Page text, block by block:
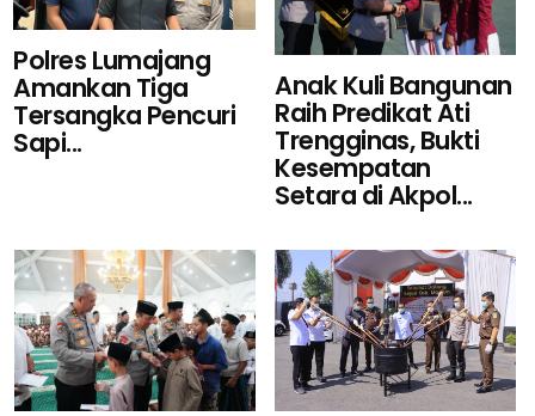
Polres Lumajang
Amankan Tiga
Tersangka Pencuri
Sapi...
Anak Kuli Bangunan
Raih Predikat Ati
Trengginas, Bukti
Kesempatan
Setara di Akpol...